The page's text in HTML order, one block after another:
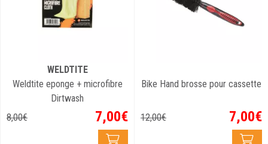
WELDTITE
Weldtite eponge + microfibre
Dirtwash
8,00€ 7,00€
Bike Hand brosse pour cassette
12,00€ 7,00€